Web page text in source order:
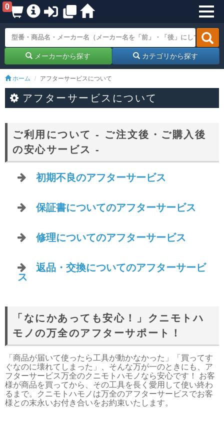
0
メーカーから探す カテゴリから探す
ホーム アフターサービスについて
アフターサービスについて
ご利用について - ご注文後・ご購入後
の安心サービス -
初期不良のアフターサービス
保証書についてのアフターサービス
修理についてのアフターサービス
返品・交換についてのアフターサービ
ス
「なにかあっても安心！」クニモトハ
モノの万全のアフターサポート！
「商品が届いて使ったら工具が動かなかった」「買ってす
ぐなのに壊れてしまった」、そんな万が一のときにも、ア
フターサービス万全のクニモトハモノなら安心です！ お客
様が商品を買ってから、その工具を長く愛用して使い終わ
るまで。クニモトハモノは万全のアフターサービスでお客
様との末永いお付き合いをお約束いたします。